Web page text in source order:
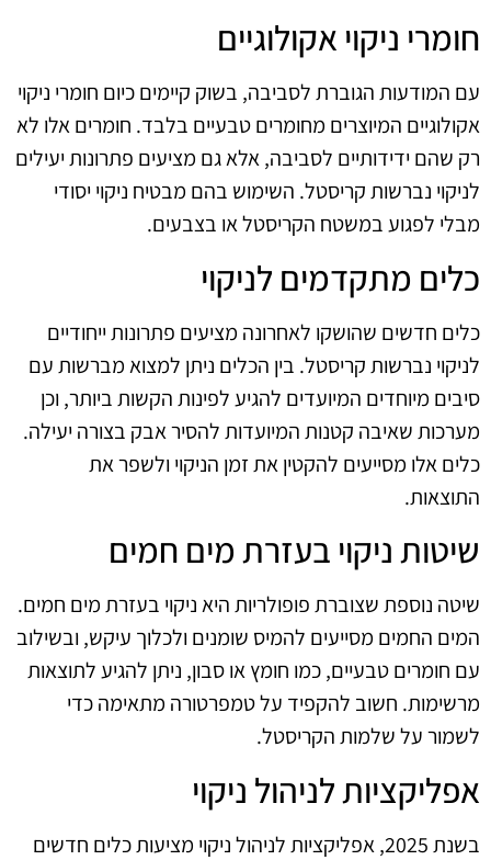
חומרי ניקוי אקולוגיים
עם המודעות הגוברת לסביבה, בשוק קיימים כיום חומרי ניקוי
אקולוגיים המיוצרים מחומרים טבעיים בלבד. חומרים אלו לא
רק שהם ידידותיים לסביבה, אלא גם מציעים פתרונות יעילים
לניקוי נברשות קריסטל. השימוש בהם מבטיח ניקוי יסודי
מבלי לפגוע במשטח הקריסטל או בצבעים.
כלים מתקדמים לניקוי
כלים חדשים שהושקו לאחרונה מציעים פתרונות ייחודיים
לניקוי נברשות קריסטל. בין הכלים ניתן למצוא מברשות עם
סיבים מיוחדים המיועדים להגיע לפינות הקשות ביותר, וכן
מערכות שאיבה קטנות המיועדות להסיר אבק בצורה יעילה.
כלים אלו מסייעים להקטין את זמן הניקוי ולשפר את
התוצאות.
שיטות ניקוי בעזרת מים חמים
שיטה נוספת שצוברת פופולריות היא ניקוי בעזרת מים חמים.
המים החמים מסייעים להמיס שומנים ולכלוך עיקש, ובשילוב
עם חומרים טבעיים, כמו חומץ או סבון, ניתן להגיע לתוצאות
מרשימות. חשוב להקפיד על טמפרטורה מתאימה כדי
לשמור על שלמות הקריסטל.
אפליקציות לניהול ניקוי
בשנת 2025, אפליקציות לניהול ניקוי מציעות כלים חדשים